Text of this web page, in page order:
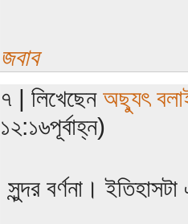
জবাব
৭ | লিখেছেন অছ্যুৎ
১২:১৬পূর্বাহ্ন)
সুন্দর বর্ণনা।